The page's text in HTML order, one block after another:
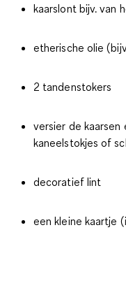
kaarslont bijv. van
etherische olie
2 tandenstokers
versier de kaarsen
kaneelstokjes of
decoratief lint
een kleine kaartje